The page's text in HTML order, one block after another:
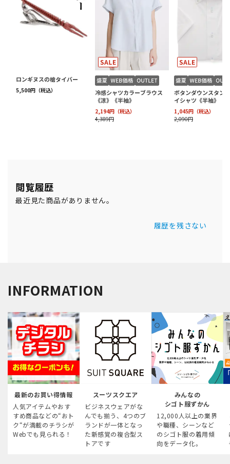
閲覧履歴
最近見た商品がありません。
履歴を残さない
INFORMATION
最新のお買い得情報
人気アイテムやおす
すめ商品などの“おト
ク“が満載のチラシが
Webでも見られる！
スーツスクエア
ビジネスウェアがな
んでも揃う、4つのブ
ランドが一体となっ
た新感覚の複合型ス
トアです
みんなの
シゴト服ずかん
12,000人以上の業界
や職種、シーンなど
のシゴト服の着用傾
向をデータ化。